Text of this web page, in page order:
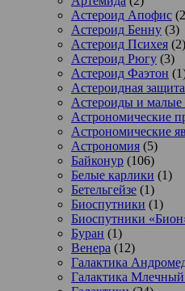
Астероид Апофис
Астероид Бенну (3)
Астероид Психея (2)
Астероид Рюгу (3)
Астероид Фаэтон
Астероидная защита
Астероиды и малые
Астрономические
Астрономические
Астрономия (5)
Байконур (106)
Белые карлики (1)
Бетельгейзе (1)
Биоспутники (1)
Биоспутники
Буран (1)
Венера (12)
Галактика
Галактика Млечный